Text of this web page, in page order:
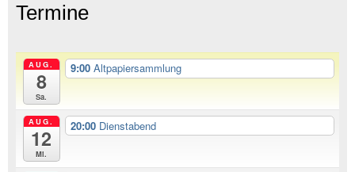
Termine
AUG.
8
Sa.
9:00 Altpapiersammlung
AUG.
12
Mi.
20:00 Dienstabend